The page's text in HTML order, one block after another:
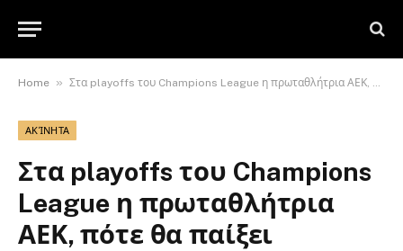
Home » Στα playoffs του Champions League η πρωταθλήτρια ΑΕΚ, πότε θα παίξει
ΑΚΊΝΗΤΑ
Στα playoffs του Champions
League η πρωταθλήτρια
ΑΕΚ, πότε θα παίξει